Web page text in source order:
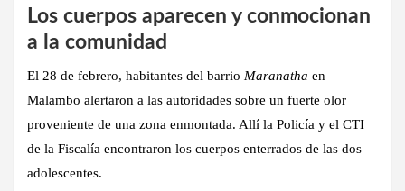
Los cuerpos aparecen y conmocionan
a la comunidad
El 28 de febrero, habitantes del barrio Maranatha en
Malambo alertaron a las autoridades sobre un fuerte olor
proveniente de una zona enmontada. Allí la Policía y el CTI
de la Fiscalía encontraron los cuerpos enterrados de las dos
adolescentes.